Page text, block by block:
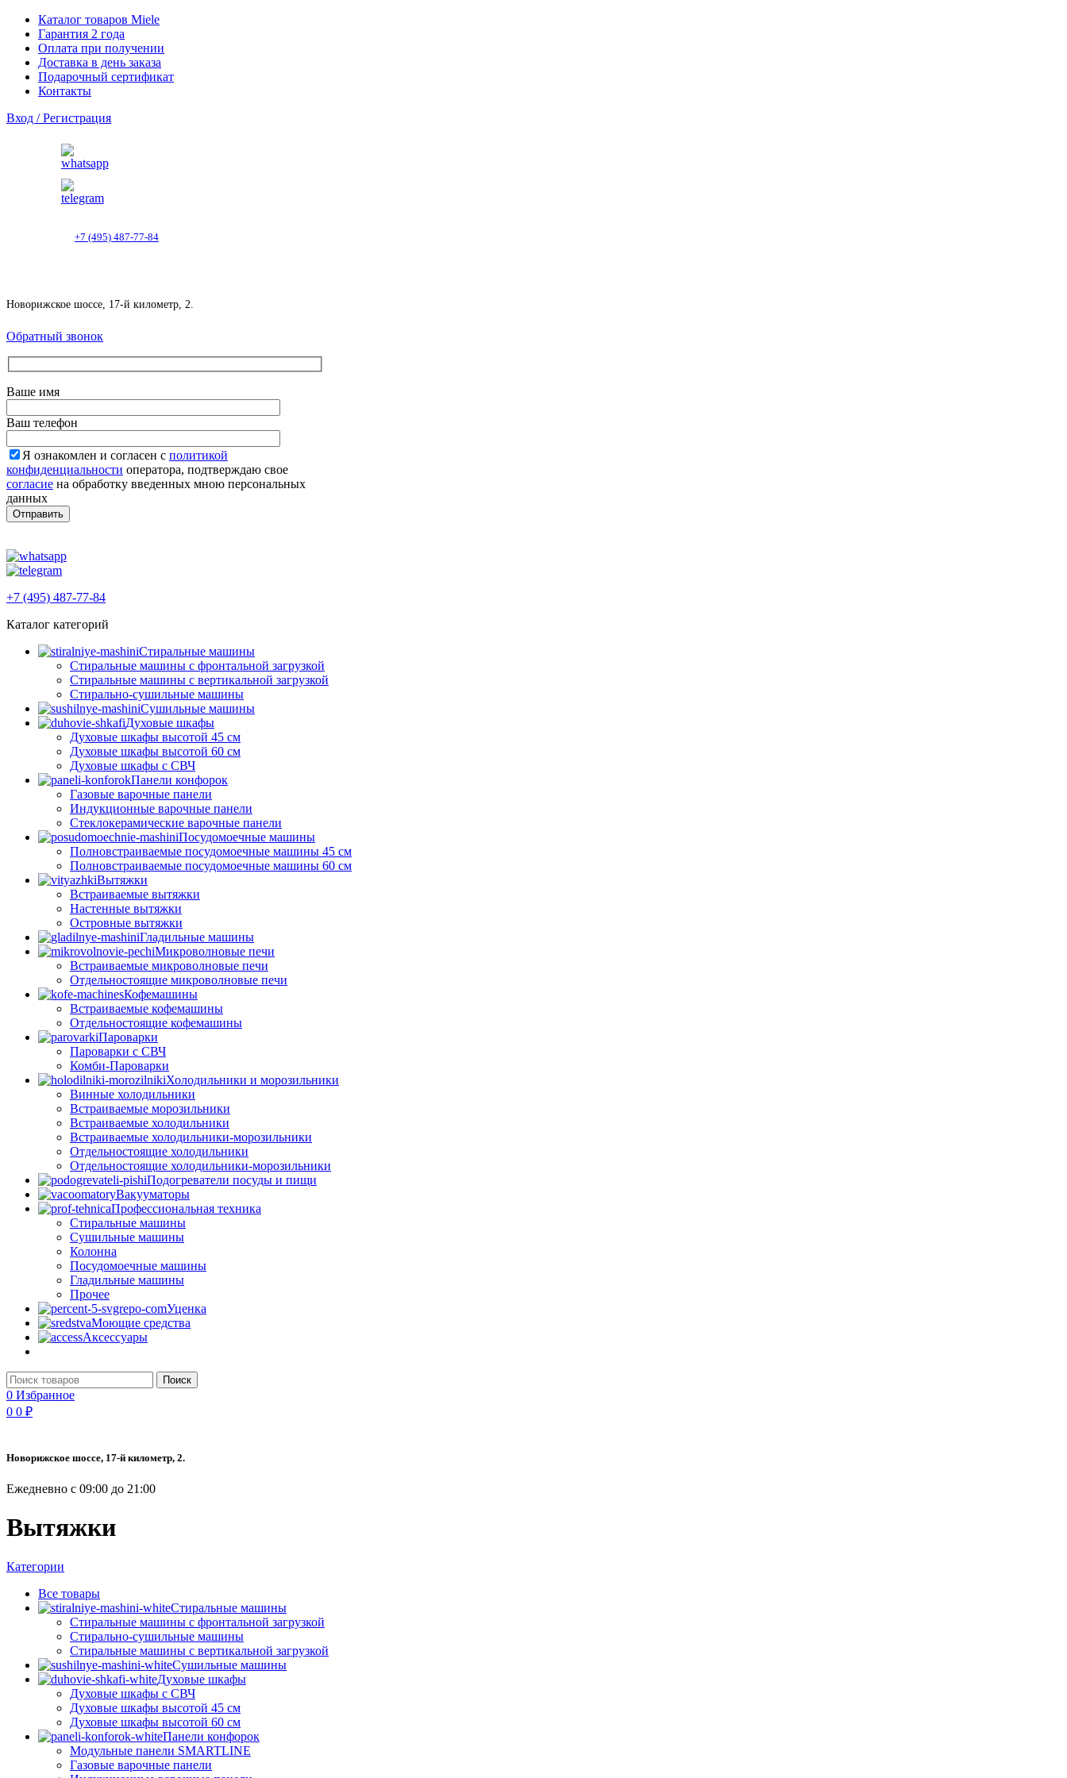
Каталог товаров Miele
Гарантия 2 года
Оплата при получении
Доставка в день заказа
Подарочный сертификат
Контакты
Вход / Регистрация
+7 (495) 487-77-84
Новорижское шоссе, 17-й километр, 2.
Обратный звонок
Ваше имя
Ваш телефон
Я ознакомлен и согласен с политикой
конфиденциальности оператора, подтверждаю свое
согласие на обработку введенных мною персональных
данных
+7 (495) 487-77-84
Каталог категорий
Стиральные машины
Стиральные машины с фронтальной загрузкой
Стиральные машины с вертикальной загрузкой
Стирально-сушильные машины
Сушильные машины
Духовые шкафы
Духовые шкафы высотой 45 см
Духовые шкафы высотой 60 см
Духовые шкафы с СВЧ
Панели конфорок
Газовые варочные панели
Индукционные варочные панели
Стеклокерамические варочные панели
Посудомоечные машины
Полновстраиваемые посудомоечные машины 45 см
Полновстраиваемые посудомоечные машины 60 см
Вытяжки
Встраиваемые вытяжки
Настенные вытяжки
Островные вытяжки
Гладильные машины
Микроволновые печи
Встраиваемые микроволновые печи
Отдельностоящие микроволновые печи
Кофемашины
Встраиваемые кофемашины
Отдельностоящие кофемашины
Пароварки
Пароварки с СВЧ
Комби-Пароварки
Холодильники и морозильники
Винные холодильники
Встраиваемые морозильники
Встраиваемые холодильники
Встраиваемые холодильники-морозильники
Отдельностоящие холодильники
Отдельностоящие холодильники-морозильники
Подогреватели посуды и пищи
Вакууматоры
Профессиональная техника
Стиральные машины
Сушильные машины
Колонна
Посудомоечные машины
Гладильные машины
Прочее
Уценка
Моющие средства
Аксессуары
Поиск
0 Избранное
0 0 ₽
Новорижское шоссе, 17-й километр, 2.
Ежедневно с 09:00 до 21:00
Вытяжки
Категории
Все товары
Стиральные машины
Стиральные машины с фронтальной загрузкой
Стирально-сушильные машины
Стиральные машины с вертикальной загрузкой
Сушильные машины
Духовые шкафы
Духовые шкафы с СВЧ
Духовые шкафы высотой 45 см
Духовые шкафы высотой 60 см
Панели конфорок
Модульные панели SMARTLINE
Газовые варочные панели